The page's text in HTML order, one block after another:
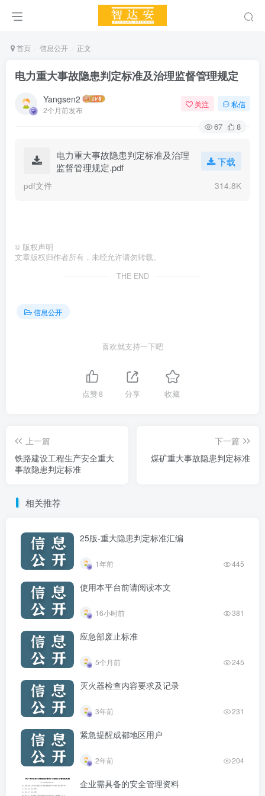
首页 信息公开 正文
电力重大事故隐患判定标准及治理监督管理规定
Yangsen2
2个月前发布
关注 私信
67 8
电力重大事故隐患判定标准及治理
监督管理规定.pdf
下载
pdf文件 314.8K
© 版权声明
文章版权归作者所有，未经允许请勿转载。
THE END
信息公开
喜欢就支持一下吧
点赞8 分享 收藏
上一篇
铁路建设工程生产安全重大
事故隐患判定标准
下一篇
煤矿重大事故隐患判定标准
相关推荐
25版-重大隐患判定标准汇编
1年前 445
使用本平台前请阅读本文
16小时前 381
应急部废止标准
5个月前 245
灭火器检查内容要求及记录
3年前 231
紧急提醒成都地区用户
2年前 204
企业需具备的安全管理资料